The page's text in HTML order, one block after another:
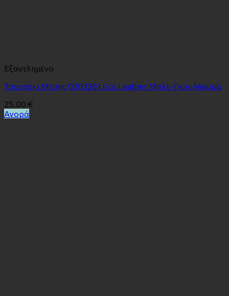
Εξαντλημένο
Τσαντάκι Μέσης 0203261 Eco Leather Μπλε-Γκρι-Μαύρο
25,00 €
Αγορά